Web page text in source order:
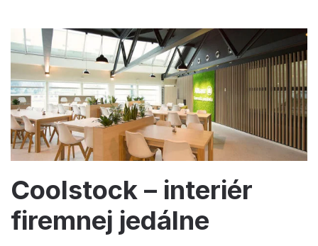
–
interiér
kancelárií
CBRE”
Coolstock – interiér
firemnej jedálne